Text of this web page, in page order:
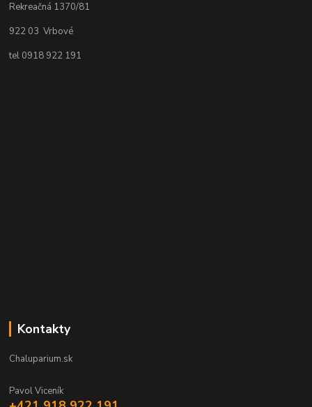
Rekreačná 1370/81
922 03 Vrbové
tel 0918 922 191
Kontakty
Chaluparium.sk
Pavol Viceník